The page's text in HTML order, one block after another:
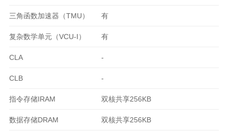
三角函数加速器（TMU） 有
复杂数学单元（VCU-I） 有
CLA -
CLB -
指令存储IRAM 双核共享256KB
数据存储DRAM 双核共享256KB